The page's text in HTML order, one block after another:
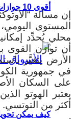
أقوى 10 جوازات سفر في إفريقيا لعام 2026
كيف يمكن
إن مسألة
المستوى
محلي يُحدِّد
أن توازن القوى
الأرض يتغيَّر
في جمهورية
على السكان
يعتبر الهوتو
أكثر من التوتسي.